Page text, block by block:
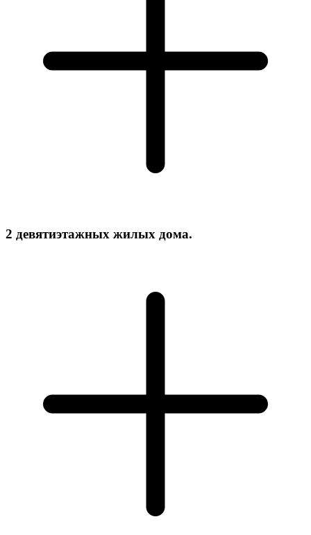
2 девятиэтажных жилых дома.